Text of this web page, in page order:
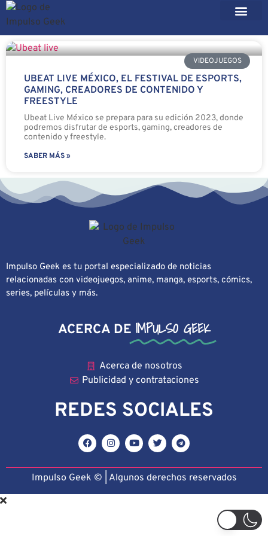
VIDEOJUEGOS
UBEAT LIVE MÉXICO, EL FESTIVAL DE ESPORTS,
GAMING, CREADORES DE CONTENIDO Y
FREESTYLE
Ubeat Live México se prepara para su edición 2023, donde
podremos disfrutar de esports, gaming, creadores de
contenido y freestyle.
SABER MÁS »
Impulso Geek es tu portal especializado de noticias
relacionadas con videojuegos, anime, manga, esports, cómics,
series, películas y más.
ACERCA DE IMPULSO GEEK
Acerca de nosotros
Publicidad y contrataciones
REDES SOCIALES
Impulso Geek © | Algunos derechos reservados